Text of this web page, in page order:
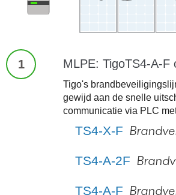
1 MLPE: TigoTS4-A-F
Tigo's
gewijd aan de snelle
communicatie via PLC
TS4-X-F
TS4-A-2F
TS4-A-F